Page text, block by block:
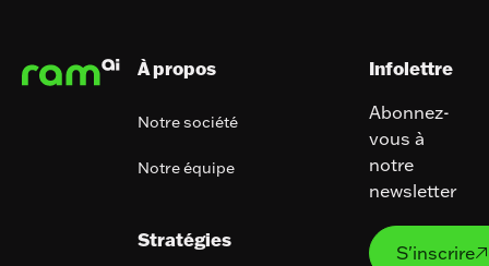
À propos
Notre société
Notre équipe
Stratégies
Infolettre
Abonnez-
vous à
notre
newsletter
S'inscrire